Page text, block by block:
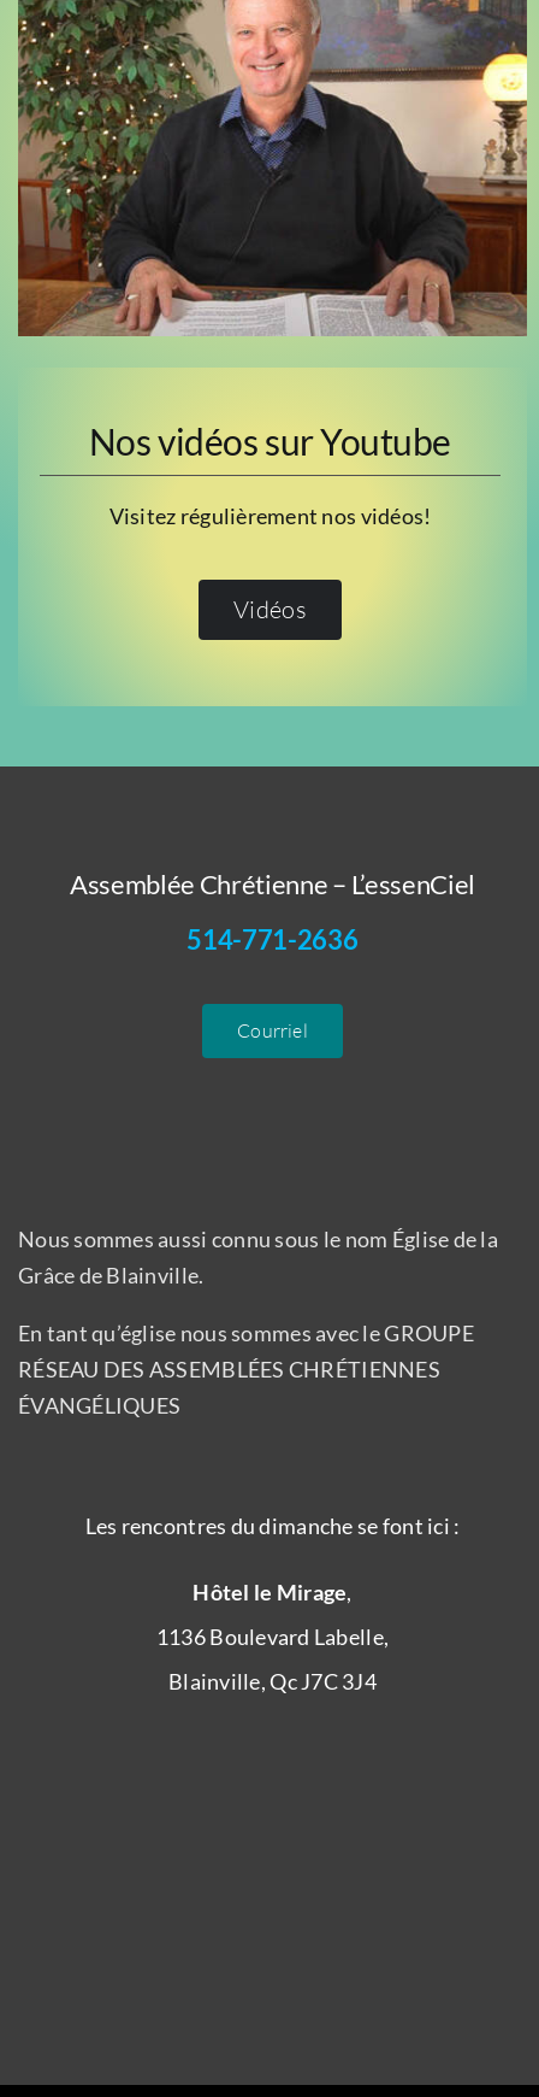
Nos vidéos sur Youtube
Visitez régulièrement nos vidéos!
Vidéos
Assemblée Chrétienne – L’essenCiel
514-771-2636
Courriel
Nous sommes aussi connu sous le nom Église de la
Grâce de Blainville.
En tant qu’église nous sommes avec le GROUPE
RÉSEAU DES ASSEMBLÉES CHRÉTIENNES
ÉVANGÉLIQUES
Les rencontres du dimanche se font ici :
Hôtel le Mirage,
1136 Boulevard Labelle,
Blainville, Qc J7C 3J4